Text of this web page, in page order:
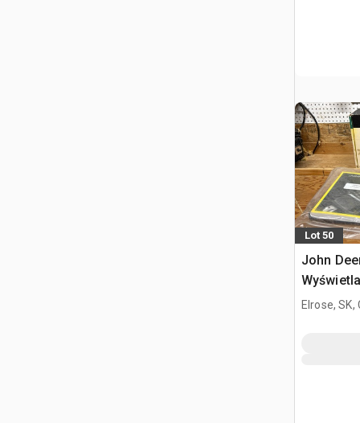
Lot 50
John
Elrose, SK,